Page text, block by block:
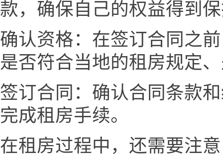
款，确保自己的权益得到
确认资格：在签订合同之
是否符合当地的租房规定
签订合同：确认合同条款
完成租房手续。
在租房过程中，还需要注